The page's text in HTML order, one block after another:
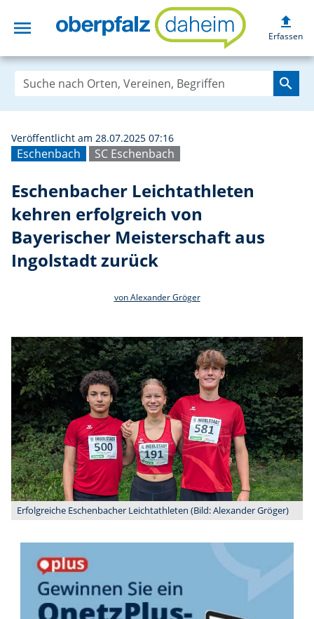
menu Eschenbacher
upload
Erfassen
search
Eschenbach SC Eschenbach
Veröffentlicht am 28.07.2025 07:16
Eschenbacher Leichtathleten
kehren erfolgreich von
Bayerischer Meisterschaft aus
Ingolstadt zurück
von Alexander Gröger
Erfolgreiche Eschenbacher Leichtathleten (Bild: Alexander Gröger)